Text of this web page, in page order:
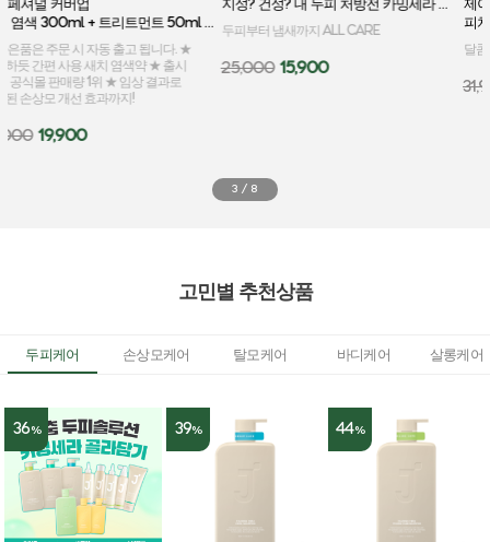
지성? 건성? 내 두피 처방전 카밍세라 골라담기
두피부터 냄새까지 ALL CARE
25,000 15,900
제이숲 실크 케라틴 단백질 샴푸
피치 에디션 1000ml
달콤쌉쌀 복숭아향 수분+보습+단백질 충전
3 / 8
고민별 추천상품
두피케어 손상모케어 탈모케어 바디케어 살롱케어
36% 39% 44%